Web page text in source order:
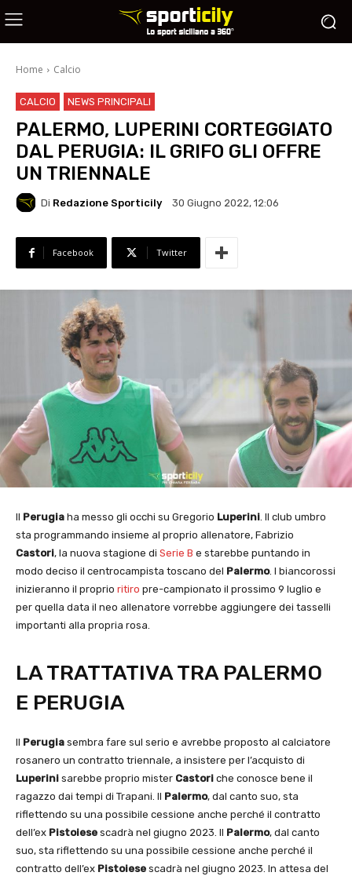
Home Calcio
CALCIO NEWS PRINCIPALI
PALERMO, LUPERINI CORTEGGIATO
DAL PERUGIA: IL GRIFO GLI OFFRE
UN TRIENNALE
Di Redazione Sporticily 30 Giugno 2022, 12:06
Facebook Twitter
Il Perugia ha messo gli occhi su Gregorio Luperini. Il club umbro
sta programmando insieme al proprio allenatore, Fabrizio
Castori, la nuova stagione di Serie B e starebbe puntando in
modo deciso il centrocampista toscano del Palermo. I biancorossi
inizieranno il proprio ritiro pre-campionato il prossimo 9 luglio e
per quella data il neo allenatore vorrebbe aggiungere dei tasselli
importanti alla propria rosa.
LA TRATTATIVA TRA PALERMO
E PERUGIA
Il Perugia sembra fare sul serio e avrebbe proposto al calciatore
rosanero un contratto triennale, a insistere per l’acquisto di
Luperini sarebbe proprio mister Castori che conosce bene il
ragazzo dai tempi di Trapani. Il Palermo, dal canto suo, sta
riflettendo su una possibile cessione anche perché il contratto
dell’ex Pistoiese scadrà nel giugno 2023. Il Palermo, dal canto
suo, sta riflettendo su una possibile cessione anche perché il
contratto dell’ex Pistoiese scadrà nel giugno 2023. In attesa del